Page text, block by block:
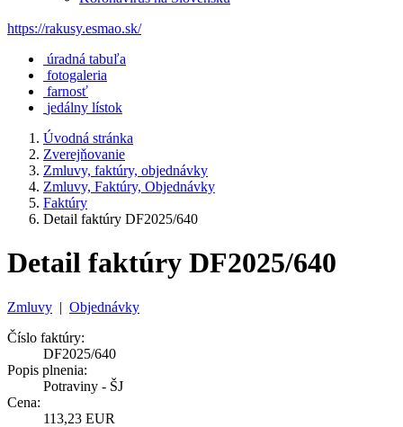
https://rakusy.esmao.sk/
úradná tabuľa
fotogaleria
farnosť
jedálny lístok
Úvodná stránka
Zverejňovanie
Zmluvy, faktúry, objednávky
Zmluvy, Faktúry, Objednávky
Faktúry
Detail faktúry DF2025/640
Detail faktúry DF2025/640
Zmluvy | Objednávky
Číslo faktúry:
DF2025/640
Popis plnenia:
Potraviny - ŠJ
Cena:
113,23 EUR